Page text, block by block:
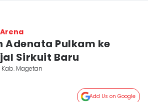
Arena
Adenata Pulkam ke
Sirkuit Baru
Kab. Magetan
Add Us on Google